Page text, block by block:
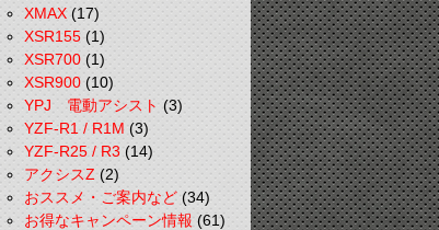
XMAX(17)
XSR155(1)
XSR700(1)
XSR900(10)
YPJ 電動アシスト(3)
YZF-R1 / R1M(3)
YZF-R25 / R3(14)
アクシスZ(2)
おススメ・ご案内など(34)
お得なキャンペーン情報(61)